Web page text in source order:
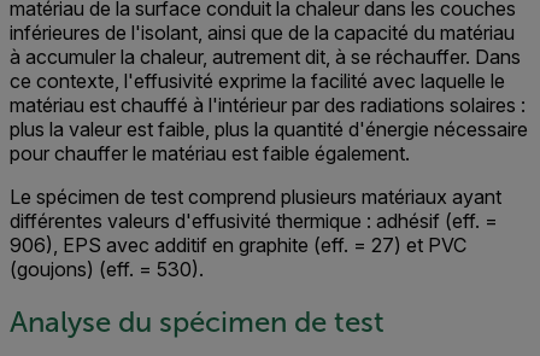
matériau de la surface conduit la chaleur dans les couches
inférieures de l'isolant, ainsi que de la capacité du matériau
à accumuler la chaleur, autrement dit, à se réchauffer. Dans
ce contexte, l'effusivité exprime la facilité avec laquelle le
matériau est chauffé à l'intérieur par des radiations solaires :
plus la valeur est faible, plus la quantité d'énergie nécessaire
pour chauffer le matériau est faible également.
Le spécimen de test comprend plusieurs matériaux ayant
différentes valeurs d'effusivité thermique : adhésif (eff. =
906), EPS avec additif en graphite (eff. = 27) et PVC
(goujons) (eff. = 530).
Analyse du spécimen de test